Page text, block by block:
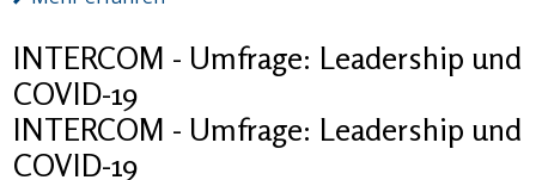
INTERCOM - Umfrage: Leadership und
COVID-19
INTERCOM - Umfrage: Leadership und
COVID-19